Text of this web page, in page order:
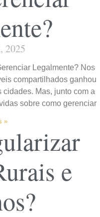
2025
Legalmente? Nos
compartilhados ganhou
Mas, junto com a
sobre como gerenciar
»
e